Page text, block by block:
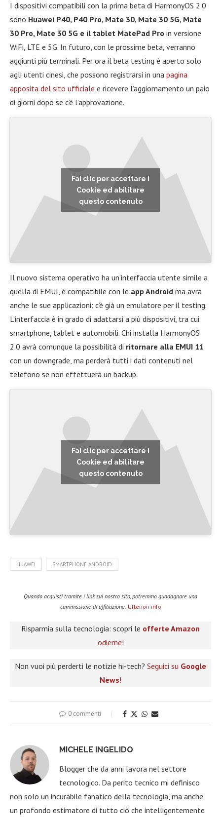
I dispositivi compatibili con la prima beta di HarmonyOS 2.0
sono Huawei P40, P40 Pro, Mate 30, Mate 30 5G, Mate
30 Pro, Mate 30 5G e il tablet MatePad Pro in versione
WiFi, LTE e 5G. In futuro, con le prossime beta, verranno
aggiunti più terminali. Per ora il beta testing è aperto solo
agli utenti cinesi, che possono registrarsi in una pagina
apposita del sito ufficiale e ricevere l’aggiornamento un paio
di giorni dopo se c’è l’approvazione.
Fai clic per accettare i
Cookie ed abilitare
questo contenuto
Il nuovo sistema operativo ha un’interfaccia utente simile a
quella di EMUI, è compatibile con le app Android ma avrà
anche le sue applicazioni: c’è già un emulatore per il testing.
L’interfaccia è in grado di adattarsi a più dispositivi, tra cui
smartphone, tablet e automobili. Chi installa HarmonyOS
2.0 avrà comunque la possibilità di ritornare alla EMUI 11
con un downgrade, ma perderà tutti i dati contenuti nel
telefono se non effettuerà un backup.
Fai clic per accettare i
Cookie ed abilitare
questo contenuto
HUAWEI SMARTPHONE ANDROID
Quando acquisti tramite i link sul nostro sito, potremmo guadagnare una
commissione di affiliazione. Ulteriori info
Risparmia sulla tecnologia: scopri le offerte Amazon
odierne!
Non vuoi più perderti le notizie hi-tech? Seguici su Google
News!
0 commenti
MICHELE INGELIDO
Blogger che da anni lavora nel settore
tecnologico. Da perito tecnico mi definisco
non solo un incurabile fanatico della tecnologia, ma anche
un profondo estimatore di tutto ciò che intelligentemente